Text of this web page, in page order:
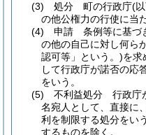
(3)
処分 町の行政庁(
の他公権力の行使に当
(4)
申請 条例等に基づ
の他の自己に対し何ら
認可等」という。)を求
して行政庁が諾否の応
をいう。
(5)
不利益処分 行政庁
名宛人として、直接に
利を制限する処分をいう
するものを除く。